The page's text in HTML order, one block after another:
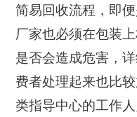
简易回收流程，即
厂家也必须在包装
是否会造成危害，
费者处理起来也比
类指导中心的工作人